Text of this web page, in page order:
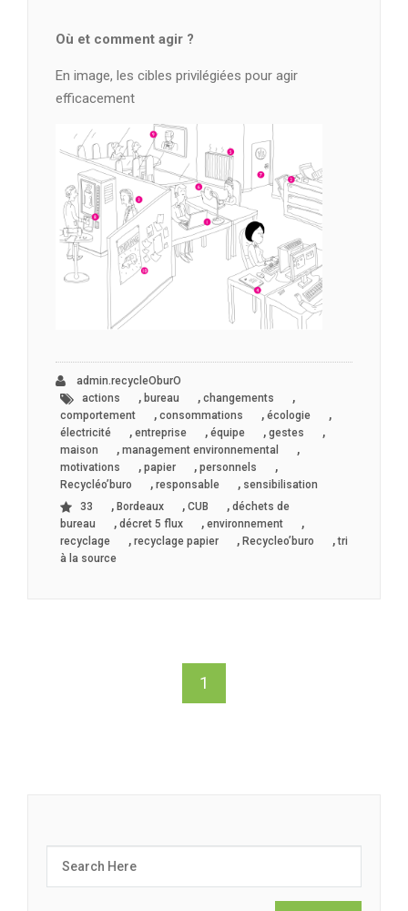
Où et comment agir ?
En image, les cibles privilégiées pour agir
efficacement
admin.recycleOburO
actions
, bureau , changements ,
comportement , consommations , écologie ,
électricité , entreprise , équipe , gestes ,
maison , management environnemental ,
motivations , papier , personnels ,
Recycléo’buro , responsable , sensibilisation
33
, Bordeaux , CUB , déchets de
bureau
, décret 5 flux , environnement ,
recyclage , recyclage papier , Recycleo’buro ,tri
à la source
1